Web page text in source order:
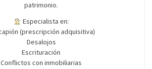
patrimonio.
Especialista en:
(prescripción adquisitiva)
Desalojos
Escrituración
Conflictos con inmobiliarias